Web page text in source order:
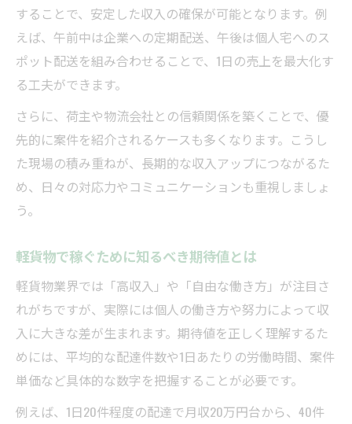
することで、安定した収入の確保が可能となります。例
えば、午前中は企業への定期配送、午後は個人宅へのス
ポット配送を組み合わせることで、1日の売上を最大化す
る工夫ができます。
さらに、荷主や物流会社との信頼関係を築くことで、優
先的に案件を紹介されるケースも多くなります。こうし
た現場の積み重ねが、長期的な収入アップにつながるた
め、日々の対応力やコミュニケーションも重視しましょ
う。
軽貨物で稼ぐために知るべき期待値とは
軽貨物業界では「高収入」や「自由な働き方」が注目さ
れがちですが、実際には個人の働き方や努力によって収
入に大きな差が生まれます。期待値を正しく理解するた
めには、平均的な配達件数や1日あたりの労働時間、案件
単価など具体的な数字を把握することが必要です。
例えば、1日20件程度の配達で月収20万円台から、40件